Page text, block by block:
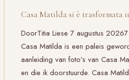
Casa Matilda si è trasformata
DoorTitia Liese 7 augustus 2026
Casa Matilda is een paleis
aanleiding van foto’s van Casa
en die ik doorstuurde. Casa